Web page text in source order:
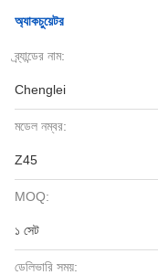
অ্যাকচুয়েটর
ব্র্যান্ডের নাম:
Chenglei
মডেল নম্বর:
Z45
MOQ:
১ সেট
ডেলিভারি সময়: